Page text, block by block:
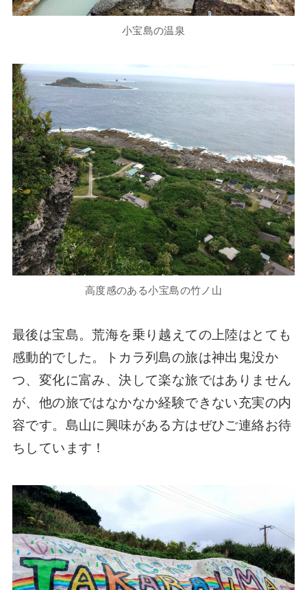
小宝島の温泉
高度感のある小宝島の竹ノ山
最後は宝島。荒海を乗り越えての上陸はとても
感動的でした。トカラ列島の旅は神出鬼没か
つ、変化に富み、決して楽な旅ではありません
が、他の旅ではなかなか経験できない充実の内
容です。島山に興味がある方はぜひご連絡お待
ちしています！